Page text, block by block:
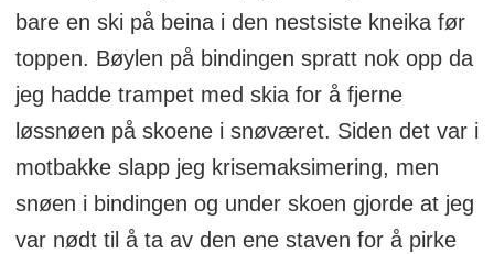
bare en ski på beina i den nestsiste kneika før
toppen. Bøylen på bindingen spratt nok opp da
jeg hadde trampet med skia for å fjerne
løssnøen på skoene i snøværet. Siden det var i
motbakke slapp jeg krisemaksimering, men
snøen i bindingen og under skoen gjorde at jeg
var nødt til å ta av den ene staven for å pirke